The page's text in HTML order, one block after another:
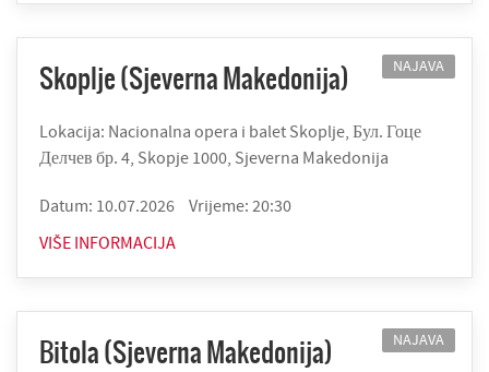
NAJAVA
Skoplje (Sjeverna Makedonija)
Lokacija: Nacionalna opera i balet Skoplje, Бул. Гоце
Делчев бр. 4, Skopje 1000, Sjeverna Makedonija
Datum: 10.07.2026
Vrijeme: 20:30
VIŠE INFORMACIJA
NAJAVA
Bitola (Sjeverna Makedonija)